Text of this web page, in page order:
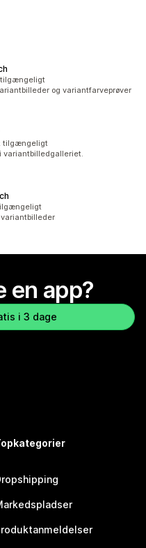
tilgængeligt
og variantfarveprøver
tilgængeligt
variantbilledgalleriet.
en app?
i 3 dage